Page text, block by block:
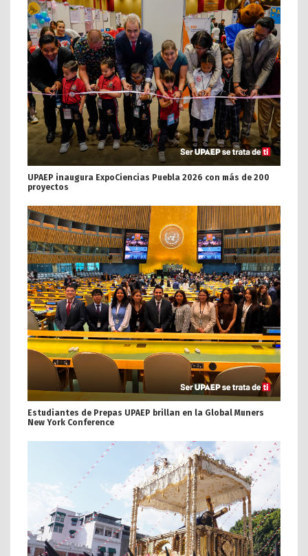
UPAEP inaugura ExpoCiencias Puebla 2026 con más de 200
proyectos
Estudiantes de Prepas UPAEP brillan en la Global Muners
New York Conference